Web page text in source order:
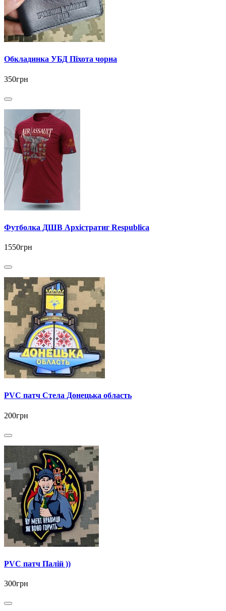
Обкладинка УБД Піхота чорна
350грн
Футболка ДШВ Архістратиг Respublica
1550грн
PVC патч Стела Донецька область
200грн
PVC патч Палій ))
300грн